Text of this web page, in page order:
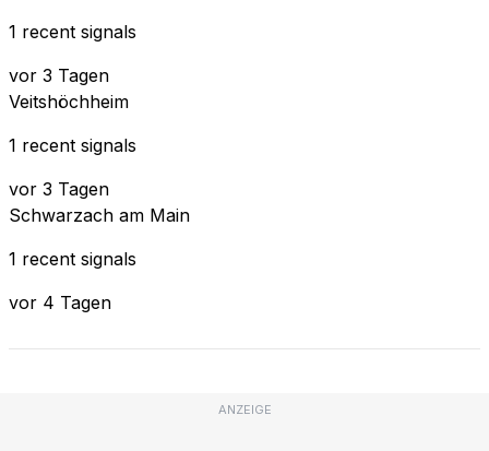
1 recent signals
vor 3 Tagen
Veitshöchheim
1 recent signals
vor 3 Tagen
Schwarzach am Main
1 recent signals
vor 4 Tagen
ANZEIGE